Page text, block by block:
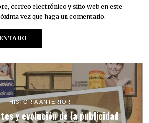
correo electrónico y sitio web en este
vez que haga un comentario.
HISTORIA ANTERIOR
y evolución de la publicidad